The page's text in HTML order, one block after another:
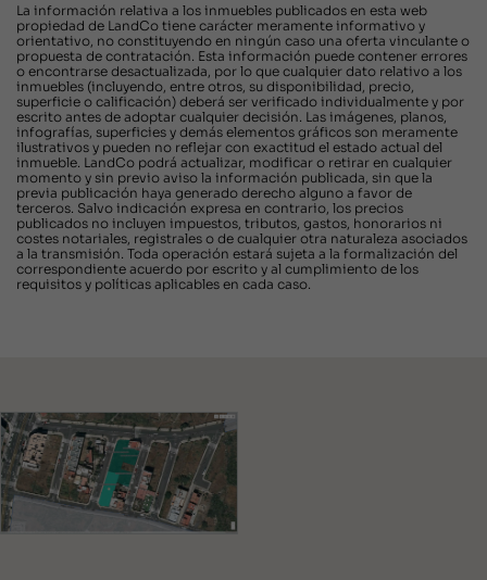
La información relativa a los inmuebles publicados en esta web
propiedad de LandCo tiene carácter meramente informativo y
orientativo, no constituyendo en ningún caso una oferta vinculante o
propuesta de contratación. Esta información puede contener errores
o encontrarse desactualizada, por lo que cualquier dato relativo a los
inmuebles (incluyendo, entre otros, su disponibilidad, precio,
superficie o calificación) deberá ser verificado individualmente y por
escrito antes de adoptar cualquier decisión. Las imágenes, planos,
infografías, superficies y demás elementos gráficos son meramente
ilustrativos y pueden no reflejar con exactitud el estado actual del
inmueble. LandCo podrá actualizar, modificar o retirar en cualquier
momento y sin previo aviso la información publicada, sin que la
previa publicación haya generado derecho alguno a favor de
terceros. Salvo indicación expresa en contrario, los precios
publicados no incluyen impuestos, tributos, gastos, honorarios ni
costes notariales, registrales o de cualquier otra naturaleza asociados
a la transmisión. Toda operación estará sujeta a la formalización del
correspondiente acuerdo por escrito y al cumplimiento de los
requisitos y políticas aplicables en cada caso.